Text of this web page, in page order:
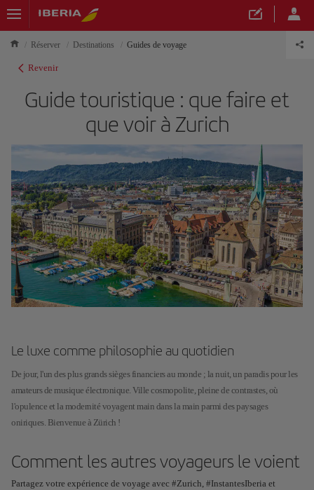
Réserver Destinations Guides de voyage
Revenir
Guide touristique : que faire et
que voir à Zurich
Le luxe comme philosophie au quotidien
De jour, l'un des plus grands sièges financiers au monde ; la nuit, un paradis pour les
amateurs de musique électronique. Ville cosmopolite, pleine de contrastes, où
l'opulence et la modernité voyagent main dans la main parmi des paysages
oniriques. Bienvenue à Zürich !
Comment les autres voyageurs le voient
Partagez votre expérience de voyage avec #Zurich, #InstantesIberia et